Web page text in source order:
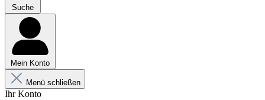
Suche
Mein Konto
Menü schließen
Ihr Konto